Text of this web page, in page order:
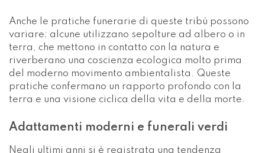
Negli ultimi anni si è registrata una tendenza
crescente verso i funerali verdi. Essa riflette il più
ampio spostamento della società verso la
sostenibilità ambientale. Un esempio specifico di
questo movimento è l’adozione di pratiche funebri
verdi da parte della Chiesa nera negli Stati Uniti.
La Chiesa lo vede come un modo per conciliare la
L’uso di bare biodegradabili e il rifiuto di prodotti
chimici per l’imbalsamazione sono pratiche che si
allineano al monito biblico: “Ricordati che sei